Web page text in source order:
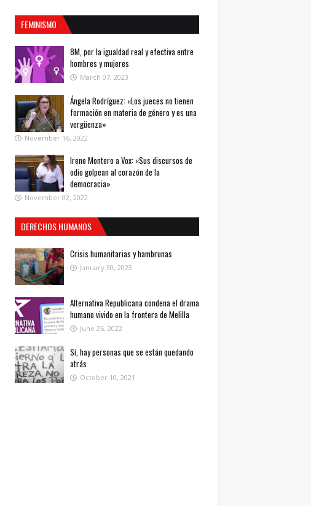
FEMINISMO
8M, por la igualdad real y efectiva entre
hombres y mujeres
March 07, 2023
Ángela Rodríguez: «Los jueces no tienen
formación en materia de género y es una
vergüenza»
November 16, 2022
Irene Montero a Vox: «Sus discursos de
odio golpean al corazón de la
democracia»
November 02, 2022
DERECHOS HUMANOS
Crisis humanitarias y hambrunas
January 30, 2023
Alternativa Republicana condena el drama
humano vivido en la frontera de Melilla
June 26, 2022
Sí, hay personas que se están quedando
atrás
October 10, 2021